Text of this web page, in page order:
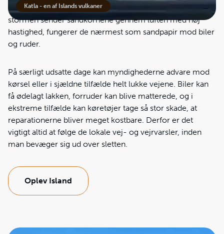
Katla - en af Islands vulkaner
forestiller sig. Det vulkanske sand er skarpt og hårdt. Når
stormen sender sandkornene gennem luften med høj
hastighed, fungerer de nærmest som sandpapir mod biler
og ruder.
På særligt udsatte dage kan myndighederne advare mod
kørsel eller i sjældne tilfælde helt lukke vejene. Biler kan
få ødelagt lakken, forruder kan blive matterede, og i
ekstreme tilfælde kan køretøjer tage så stor skade, at
reparationerne bliver meget kostbare. Derfor er det
vigtigt altid at følge de lokale vej- og vejrvarsler, inden
man bevæger sig ud over sletten.
Oplev Island